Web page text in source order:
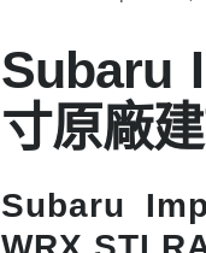
Subaru
寸原廠
Subaru